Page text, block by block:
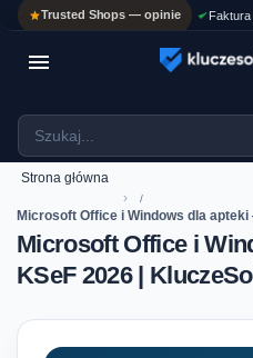
Trusted Shops — opinie Faktura

Strona główna
›
Microsoft Office i Windows dla
Microsoft Office i
KSeF 2026 |
ASYSTENT AI